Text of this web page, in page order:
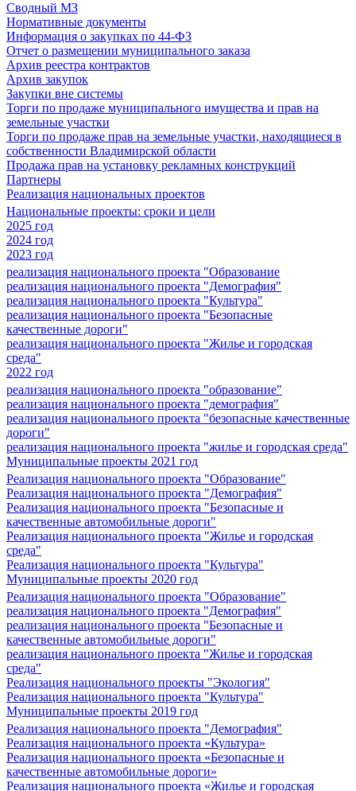
Сводный МЗ
Нормативные документы
Информация о закупках по 44-ФЗ
Отчет о размещении муниципального заказа
Архив реестра контрактов
Архив закупок
Закупки вне системы
Торги по продаже муниципального имущества и прав на
земельные участки
Торги по продаже прав на земельные участки, находящиеся в
собственности Владимирской области
Продажа прав на установку рекламных конструкций
Партнеры
Реализация национальных проектов
Национальные проекты: сроки и цели
2025 год
2024 год
2023 год
реализация национального проекта "Образование
реализация национального проекта "Демография"
реализация национального проекта "Культура"
реализация национального проекта "Безопасные
качественные дороги"
реализация национального проекта "Жилье и городская
среда"
2022 год
реализация национального проекта "образование"
реализация национального проекта "демография"
реализация национального проекта "безопасные качественные
дороги"
реализация национального проекта "жилье и городская среда"
Муниципальные проекты 2021 год
Реализация национального проекта "Образование"
Реализация национального проекта "Демография"
Реализация национального проекта "Безопасные и
качественные автомобильные дороги"
Реализация национального проекта "Жилье и городская
среда"
Реализация национального проекта "Культура"
Муниципальные проекты 2020 год
Реализация национального проекта "Образование"
реализация национального проекта "Демография"
реализация национального проекта "Безопасные и
качественные автомобильные дороги"
реализация национального проекта "Жилье и городская
среда"
Реализация национального проекты "Экология"
Реализация национального проекта "Культура"
Муниципальные проекты 2019 год
Реализация национального проекта "Демография"
Реализация национального проекта «Культура»
Реализация национального проекта «Безопасные и
качественные автомобильные дороги»
Реализация национального проекта «Жилье и городская